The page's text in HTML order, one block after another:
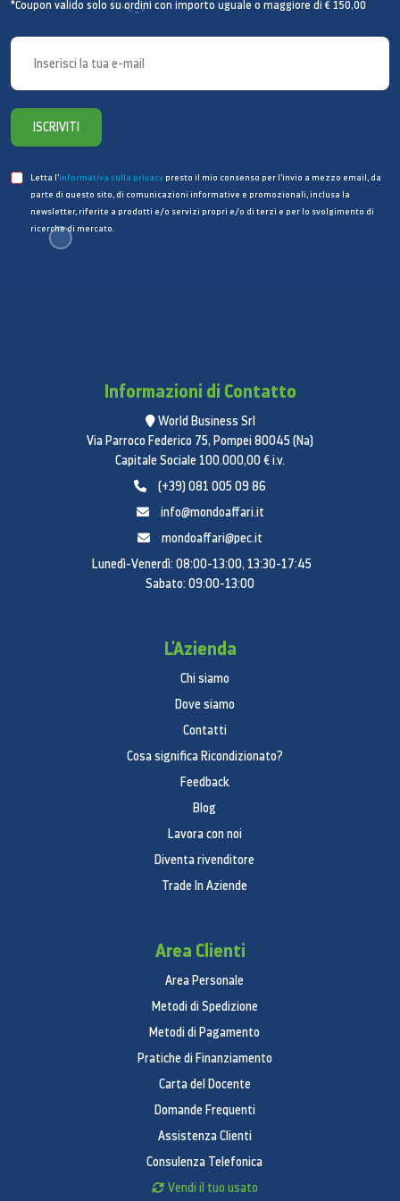
Sviluppo flessibile di app per il
web
Oltre a offrire un’esperienza di intrattenimento nelle
camere superior, H.Browser permette di mettere a
punto soluzioni di accoglienza più smart. Le app
archiviate nel sistema operativo TIZEN sono
Ottieni informazioni mirate
con una piattaforma cloud
di strumenti in grado di ottimizzare l’esperienza di
soggiorno. LYNK Cloud consente la gestione remota
contenuti da parte degli ospiti per ottenere
informazioni utili ai fini del marketing e proporre così
promozioni su misura.
SPECIFICHE
Caratteristiche
HG55AU800EU
*Coupon valido solo su ordini con importo uguale o maggiore di € 150,00
ISCRIVITI
Letta l’informativa sulla privacy presto il mio consenso per l’invio a mezzo email, da
parte di questo sito, di comunicazioni informative e promozionali, inclusa la
newsletter, riferite a prodotti e/o servizi propri e/o di terzi e per lo svolgimento di
ricerche di mercato.
Informazioni di Contatto
World Business Srl
Via Parroco Federico 75, Pompei 80045 (Na)
Capitale Sociale 100.000,00 € i.v.
(+39) 081 005 09 86
info@mondoaffari.it
mondoaffari@pec.it
Lunedì-Venerdì: 08:00-13:00, 13:30-17:45
Sabato: 09:00-13:00
L'Azienda
Chi siamo
Dove siamo
Contatti
Cosa significa Ricondizionato?
Feedback
Blog
Lavora con noi
Diventa rivenditore
Trade In Aziende
Area Clienti
Area Personale
Metodi di Spedizione
Metodi di Pagamento
Pratiche di Finanziamento
Carta del Docente
Domande Frequenti
Assistenza Clienti
Consulenza Telefonica
Vendi il tuo usato